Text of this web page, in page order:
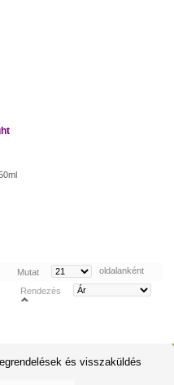
Mutat
oldalanként
Rendezés
és visszaküldés